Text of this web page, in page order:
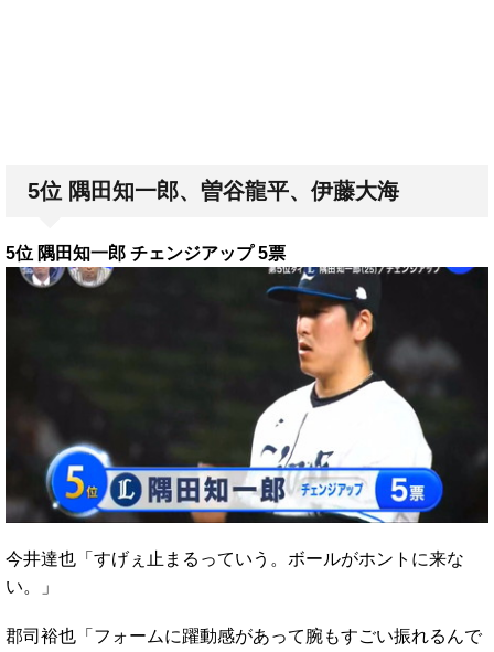
5位 隅田知一郎、曽谷龍平、伊藤大海
5位 隅田知一郎 チェンジアップ 5票
今井達也「すげぇ止まるっていう。ボールがホントに来な
い。」
郡司裕也「フォームに躍動感があって腕もすごい振れるんで